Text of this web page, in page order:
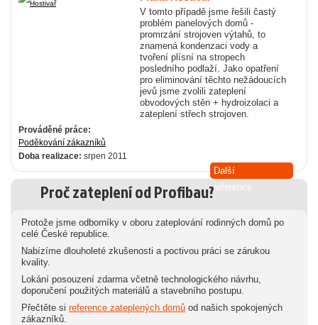
V tomto případě jsme řešili častý
problém panelových domů -
promrzání strojoven výtahů, to
znamená kondenzaci vody a
tvoření plísní na stropech
posledního podlaží. Jako opatření
pro eliminování těchto nežádoucích
jevů jsme zvolili zateplení
obvodových stěn + hydroizolaci a
zateplení střech strojoven.
Prováděné práce:
Poděkování zákazníků
Doba realizace: srpen 2011
Další
reference
Proč zateplení od Profibau?
Protože jsme odborníky v oboru zateplování rodinných domů po
celé České republice.
Nabízíme dlouholeté zkušenosti a poctivou práci se zárukou
kvality.
Lokání posouzení zdarma včetně technologického návrhu,
doporučení použitých materiálů a stavebního postupu.
Přečtěte si reference zateplených domů od našich spokojených
zákazníků.